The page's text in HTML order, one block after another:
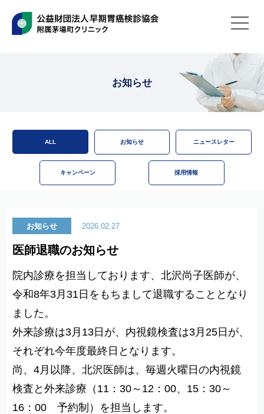
お知らせ
ALL お知らせ ニュースレター
キャンペーン 採用情報
お知らせ 2026.02.27
医師退職のお知らせ
院内診療を担当しております、北沢尚子医師が、
令和8年3月31 日をもちまして退職することとなり
ました。
外来診療は3月 13 日が、内視鏡検査は3月25 日が、
それぞれ今年度最終日となります。
尚、4月以降、北沢医師は、毎週火曜日の内視鏡
検査と外来診療（ 11 ：30～ 12 ：00、 15 ：30～
16 ：00 予約制）を担当します。